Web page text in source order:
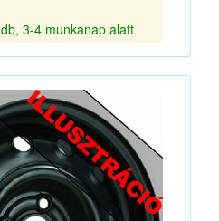
3-4 munkanap alatt